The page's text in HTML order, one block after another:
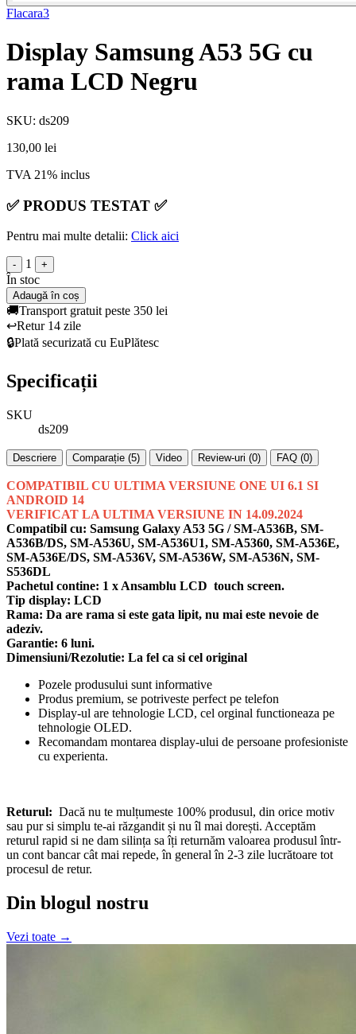
Flacara3
Display Samsung A53 5G cu
rama LCD Negru
SKU: ds209
130,00 lei
TVA 21% inclus
✅PRODUS TESTAT ✅
Pentru mai multe detalii: Click aici
- 1 +
În stoc
Adaugă în coș
🚚Transport gratuit peste 350 lei
↩️Retur 14 zile
🔒Plată securizată cu EuPlătesc
Specificații
SKU
ds209
Descriere Comparație (5) Video Review-uri (0) FAQ (0)
COMPATIBIL CU ULTIMA VERSIUNE ONE UI 6.1 SI
ANDROID 14
VERIFICAT LA ULTIMA VERSIUNE IN 14.09.2024
Compatibil cu: Samsung Galaxy A53 5G / SM-A536B, SM-
A536B/DS, SM-A536U, SM-A536U1, SM-A5360, SM-A536E,
SM-A536E/DS, SM-A536V, SM-A536W, SM-A536N, SM-
S536DL
Pachetul contine: 1 x Ansamblu LCD touch screen.
Tip display: LCD
Rama: Da are rama si este gata lipit, nu mai este nevoie de
adeziv.
Garantie: 6 luni.
Dimensiuni/Rezolutie: La fel ca si cel original
Pozele produsului sunt informative
Produs premium, se potriveste perfect pe telefon
Display-ul are tehnologie LCD, cel orginal functioneaza pe
tehnologie OLED.
Recomandam montarea display-ului de persoane profesioniste
cu experienta.
Returul: Dacă nu te mulțumeste 100% produsul, din orice motiv
sau pur si simplu te-ai răzgandit și nu îl mai dorești. Acceptăm
returul rapid si ne dam silința sa îți returnăm valoarea produsul într-
un cont bancar cât mai repede, în general în 2-3 zile lucrătoare tot
procesul de retur.
Din blogul nostru
Vezi toate →